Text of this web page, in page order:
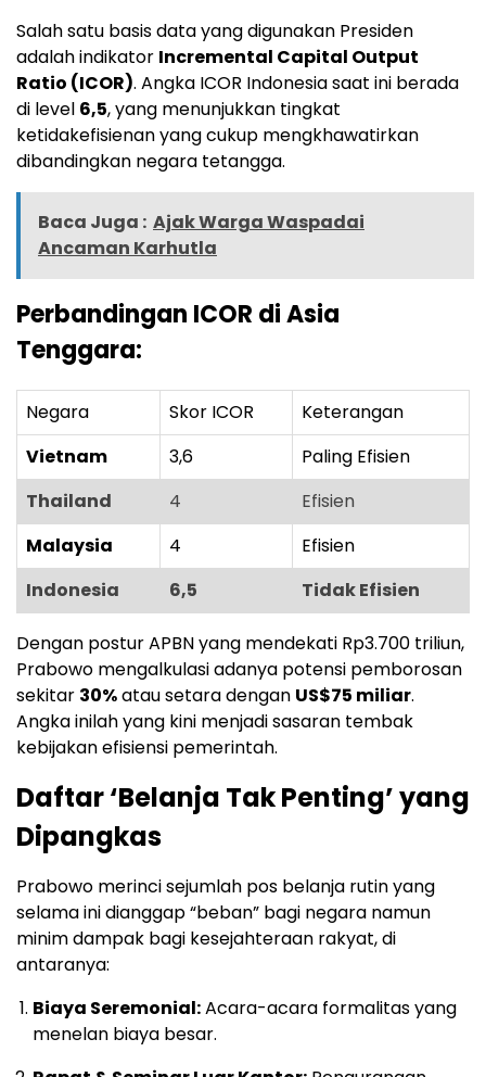
Salah satu basis data yang digunakan Presiden
adalah indikator Incremental Capital Output
Ratio (ICOR). Angka ICOR Indonesia saat ini berada
di level 6,5, yang menunjukkan tingkat
ketidakefisienan yang cukup mengkhawatirkan
dibandingkan negara tetangga.
Baca Juga : Ajak Warga Waspadai
Ancaman Karhutla
Perbandingan ICOR di Asia
Tenggara:
Negara Skor ICOR
Keterangan
Vietnam
3,6
Paling Efisien
Thailand
4
Efisien
Malaysia
4
Efisien
Indonesia
6,5 Tidak Efisien
Dengan postur APBN yang mendekati Rp3.700 triliun,
Prabowo mengalkulasi adanya potensi pemborosan
sekitar 30%atau setara dengan US$75 miliar.
Angka inilah yang kini menjadi sasaran tembak
kebijakan efisiensi pemerintah.
Daftar ‘Belanja Tak Penting’ yang
Dipangkas
Prabowo merinci sejumlah pos belanja rutin yang
selama ini dianggap “beban” bagi negara namun
minim dampak bagi kesejahteraan rakyat, di
antaranya:
Biaya Seremonial:Acara-acara formalitas yang
menelan biaya besar.